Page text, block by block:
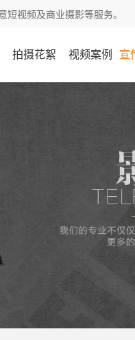
视频及商业摄影等服务。
拍摄花絮 视频案例 宣